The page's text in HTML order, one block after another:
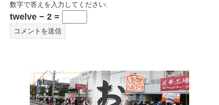
数字で答えを入力してください:
twelve − 2 =